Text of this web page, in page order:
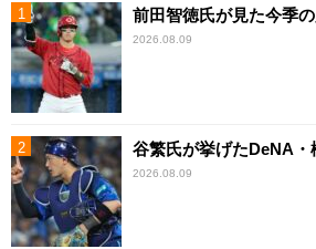
前田智徳氏が見た今季
2026.08.09
谷繁氏が挙げたDeNA
2026.08.09